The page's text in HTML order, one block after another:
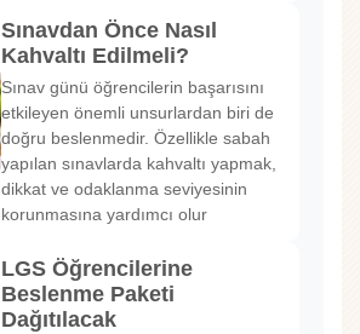
Sınavdan Önce Nasıl
Kahvaltı Edilmeli?
Sınav günü öğrencilerin başarısını
etkileyen önemli unsurlardan biri de
doğru beslenmedir. Özellikle sabah
yapılan sınavlarda kahvaltı yapmak,
dikkat ve odaklanma seviyesinin
korunmasına yardımcı olur
LGS Öğrencilerine
Beslenme Paketi
Dağıtılacak